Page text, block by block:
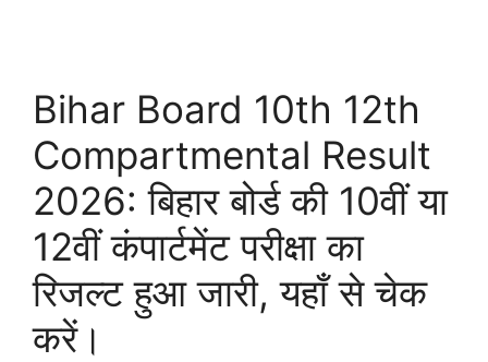
Bihar Board 10th 12th
Compartmental Result
2026: बिहार बोर्ड की 10वीं या
12वीं कंपार्टमेंट परीक्षा का
रिजल्ट हुआ जारी, यहाँ से चेक
करें।